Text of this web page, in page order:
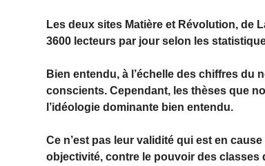
Les deux sites Matière et Révolution, de
3600 lecteurs par jour selon les
Bien entendu, à l’échelle des chiffres du
conscients. Cependant, les thèses que
l’idéologie dominante bien entendu.
Ce n’est pas leur validité qui est en
objectivité, contre le pouvoir des